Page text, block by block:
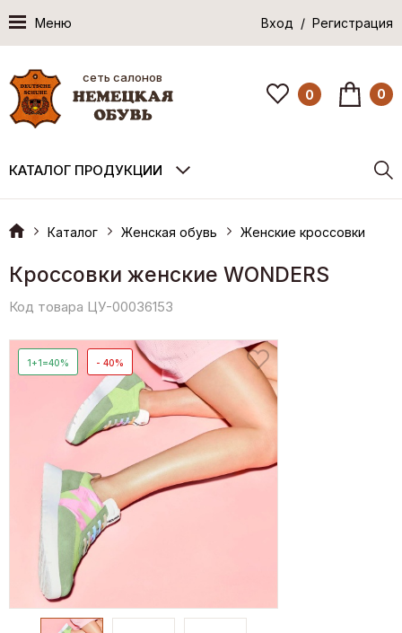
Меню Вход / Регистрация
сеть салонов
0 0
КАТАЛОГ ПРОДУКЦИИ
Каталог Женская обувь Женские кроссовки
Кроссовки женские WONDERS
Код товара ЦУ-00036153
1+1=40% - 40%